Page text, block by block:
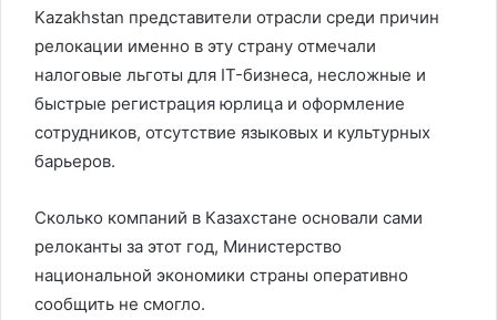
Kazakhstan представители отрасли среди причин
релокации именно в эту страну отмечали
налоговые льготы для IT-бизнеса, несложные и
быстрые регистрация юрлица и оформление
сотрудников, отсутствие языковых и культурных
барьеров.
Сколько компаний в Казахстане основали сами
релоканты за этот год, Министерство
национальной экономики страны оперативно
сообщить не смогло.